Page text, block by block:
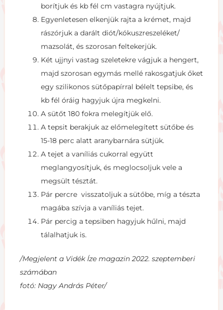
borítjuk és kb fél cm vastagra nyújtjuk.
Egyenletesen elkenjük rajta a krémet, majd
rászórjuk a darált diót/kókuszreszeléket/
mazsolát, és szorosan feltekerjük.
Két ujjnyi vastag szeletekre vágjuk a hengert,
majd szorosan egymás mellé rakosgatjuk őket
egy szilikonos sütőpapírral bélelt tepsibe, és
kb fél óráig hagyjuk újra megkelni.
A sütőt 180 fokra melegítjük elő.
A tepsit berakjuk az előmelegített sütőbe és
15-18 perc alatt aranybarnára sütjük.
A tejet a vaníliás cukorral együtt
meglangyosítjuk, és meglocsoljuk vele a
megsült tésztát.
Pár percre visszatoljuk a sütőbe, míg a tészta
magába szívja a vaníliás tejet.
Pár percig a tepsiben hagyjuk hűlni, majd
tálalhatjuk is.
/Megjelent a Vidék Íze magazin 2022. szeptemberi
számában
fotó: Nagy András Péter/